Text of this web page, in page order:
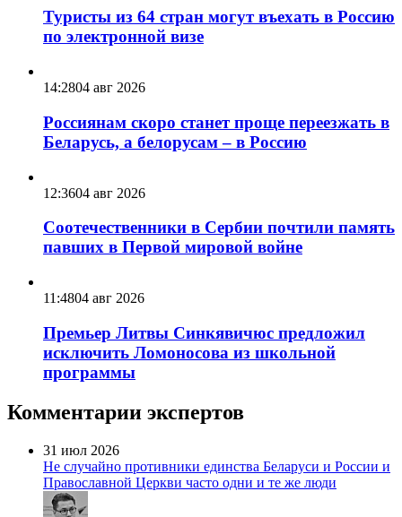
Туристы из 64 стран могут въехать в Россию
по электронной визе
14:2804 авг 2026
Россиянам скоро станет проще переезжать в
Беларусь, а белорусам – в Россию
12:3604 авг 2026
Соотечественники в Сербии почтили память
павших в Первой мировой войне
11:4804 авг 2026
Премьер Литвы Синкявичюс предложил
исключить Ломоносова из школьной
программы
Комментарии экспертов
31 июл 2026
Не случайно противники единства Беларуси и России и
Православной Церкви часто одни и те же люди